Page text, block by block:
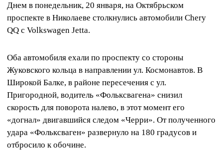
Днем в понедельник, 20 января, на Октябрьском
проспекте в Николаеве столкнулись автомобили Chery
QQ с Volkswagen Jetta.
Оба автомобиля ехали по проспекту со стороны
Жуковского кольца в направлении ул. Космонавтов. В
Широкой Балке, в районе пересечения с ул.
Пригородной, водитель «Фольксвагена» снизил
скорость для поворота налево, в этот момент его
«догнал» двигавшийся следом «Черри». От полученного
удара «Фольксваген» развернуло на 180 градусов и
отбросило к обочине.